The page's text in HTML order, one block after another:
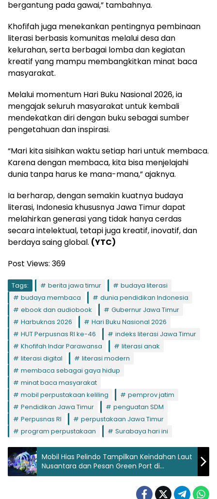
bergantung pada gawai,” tambahnya.
Khofifah juga menekankan pentingnya pembinaan
literasi berbasis komunitas melalui desa dan
kelurahan, serta berbagai lomba dan kegiatan
kreatif yang mampu membangkitkan minat baca
masyarakat.
Melalui momentum Hari Buku Nasional 2026, ia
mengajak seluruh masyarakat untuk kembali
mendekatkan diri dengan buku sebagai sumber
pengetahuan dan inspirasi.
“Mari kita sisihkan waktu setiap hari untuk membaca.
Karena dengan membaca, kita bisa menjelajahi
dunia tanpa harus ke mana-mana,” ajaknya.
Ia berharap, dengan semakin kuatnya budaya
literasi, Indonesia khususnya Jawa Timur dapat
melahirkan generasi yang tidak hanya cerdas
secara intelektual, tetapi juga kreatif, inovatif, dan
berdaya saing global. (YTC)
Post Views: 369
Tags: berita jawa timur
budaya literasi
budaya membaca
dunia pendidikan Indonesia
ebook dan audiobook
Gubernur Jawa Timur
Harbuknas 2026
Hari Buku Nasional 2026
HUT Perpusnas RI ke-46
indeks literasi Jawa Timur
Khofifah Indar Parawansa
literasi anak
literasi digital
literasi modern
membaca sebagai gaya hidup
minat baca masyarakat
mobil perpustakaan keliling
pemprov jatim
Pendidikan Jawa Timur
penguatan SDM
Perpusnas RI
perpustakaan Jawa Timur
program perpustakaan
Surabaya hari ini
Mobil Hias Pelindo Tampilkan Keindahan Laut
Nusantara dan Pesan Green Port di
Surabaya Vaganza